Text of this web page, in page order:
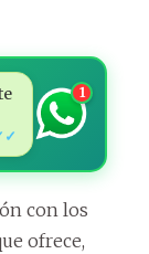
1
con los
ofrece,